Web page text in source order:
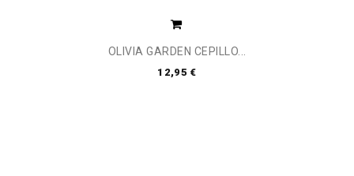
OLIVIA GARDEN CEPILLO...
12,95 €